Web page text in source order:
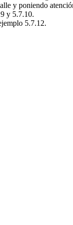
y poniendo
y 5.7.10.
5.7.12.